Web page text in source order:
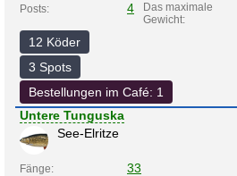
Posts: 4
Das maximale
Gewicht:
12 Köder
3 Spots
Bestellungen im Café: 1
Untere Tunguska
See-Elritze
Fänge: 33